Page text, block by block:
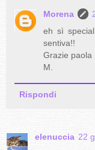
Morena
eh sì
sentiva!!
Grazie paola
M.
Rispondi
elenuccia 22